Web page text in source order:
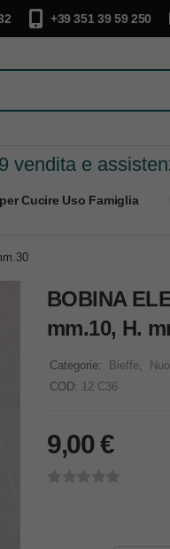
+39 351 39 59 250
vendita e
Cucire Uso Famiglia
BOBINA
mm.10, H.
Categorie: Bieffe
COD: 12 C36
9,00€